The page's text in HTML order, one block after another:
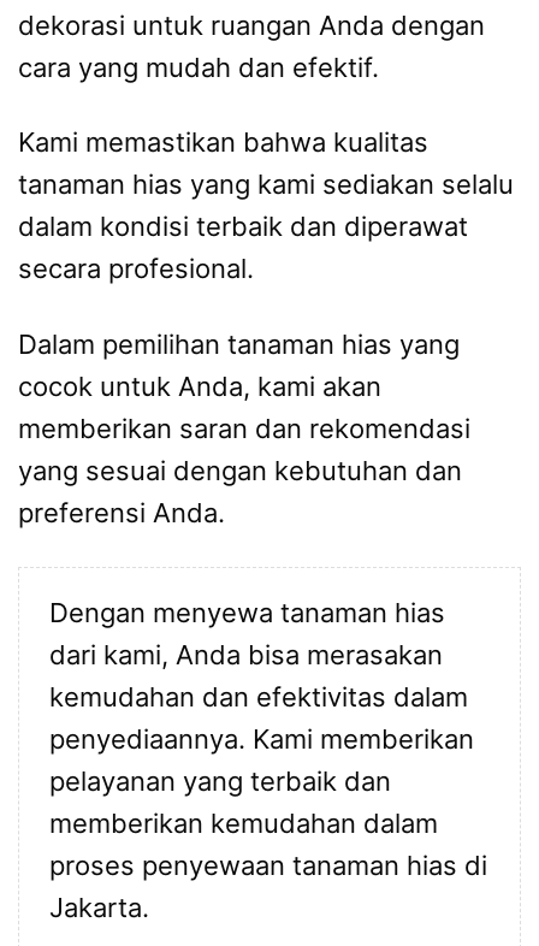
dekorasi untuk ruangan Anda dengan
cara yang mudah dan efektif.
Kami memastikan bahwa kualitas
tanaman hias yang kami sediakan selalu
dalam kondisi terbaik dan diperawat
secara profesional.
Dalam pemilihan tanaman hias yang
cocok untuk Anda, kami akan
memberikan saran dan rekomendasi
yang sesuai dengan kebutuhan dan
preferensi Anda.
Dengan menyewa tanaman hias
dari kami, Anda bisa merasakan
kemudahan dan efektivitas dalam
penyediaannya. Kami memberikan
pelayanan yang terbaik dan
memberikan kemudahan dalam
proses penyewaan tanaman hias di
Jakarta.